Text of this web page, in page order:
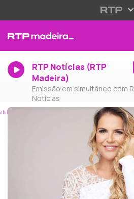
RTP Notícias (RTP
Madeira)
Emissão em simultâneo com
Notícias